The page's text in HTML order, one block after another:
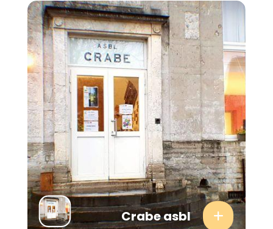
organisation de la séance d’information. Nous ne
pourrons pas accepter les personnes non inscrites
à celle-ci.
Plus d’infos:Présentation complète de la
formation « Reconnecte-toi »
.
Crabe asbl